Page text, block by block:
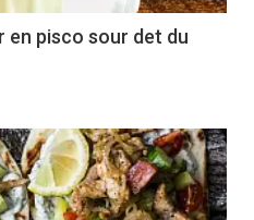
en pisco sour det du